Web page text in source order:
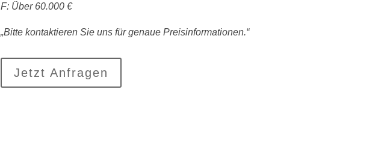
F: Über 60.000 €
„Bitte kontaktieren Sie uns für genaue Preisinformationen.“
Jetzt Anfragen